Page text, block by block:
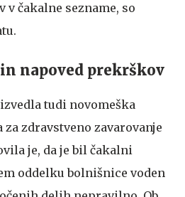
čakalne sezname, so
napoved prekrškov
tudi novomeška
za zdravstveno zavarovanje
je, da je bil čakalni
oddelku bolnišnice voden